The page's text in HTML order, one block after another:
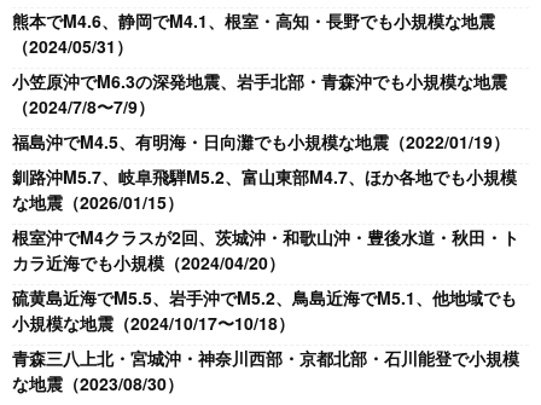
熊本でM4.6、静岡でM4.1、根室・高知・長野でも小規模な地震
（2024/05/31）
小笠原沖でM6.3の深発地震、岩手北部・青森沖でも小規模な地震
（2024/7/8〜7/9）
福島沖でM4.5、有明海・日向灘でも小規模な地震（2022/01/19）
釧路沖M5.7、岐阜飛騨M5.2、富山東部M4.7、ほか各地でも小規模
な地震（2026/01/15）
根室沖でM4クラスが2回、茨城沖・和歌山沖・豊後水道・秋田・ト
カラ近海でも小規模（2024/04/20）
硫黄島近海でM5.5、岩手沖でM5.2、鳥島近海でM5.1、他地域でも
小規模な地震（2024/10/17〜10/18）
青森三八上北・宮城沖・神奈川西部・京都北部・石川能登で小規模
な地震（2023/08/30）